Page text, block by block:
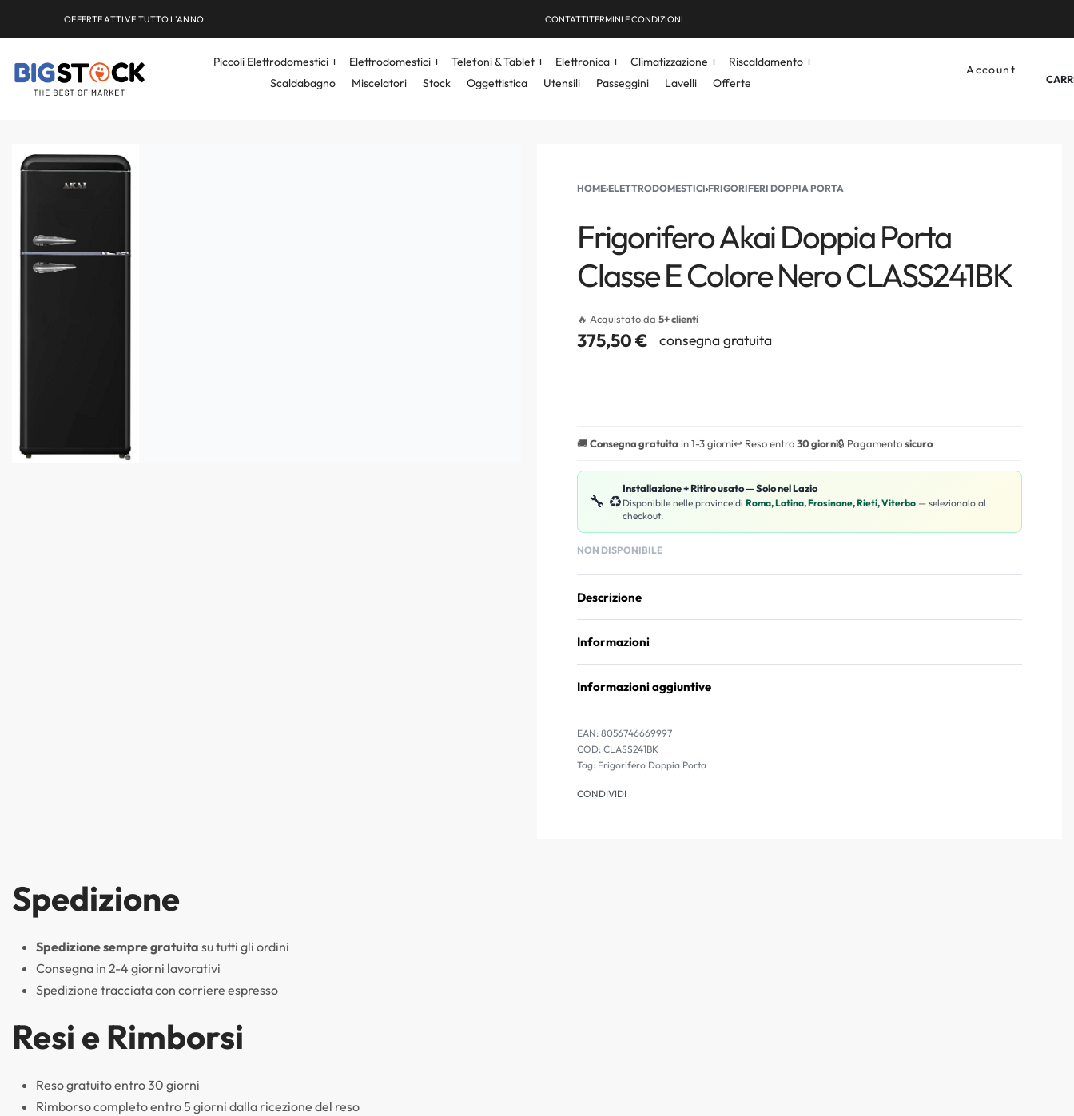
OFFERTE ATTIVE TUTTO L'ANNO CONTATTITERMINI E CONDIZIONI
Piccoli Elettrodomestici Elettrodomestici Telefoni & Tablet Elettronica Climatizzazione
Riscaldamento
Scaldabagno
Miscelatori Stock Oggettistica Utensili Passeggini Lavelli Offerte
Account
HOME›ELETTRODOMESTICI›FRIGORIFERI DOPPIA PORTA
Frigorifero Akai Doppia Porta
Classe E Colore Nero CLASS241BK
🔥 Acquistato da 5+ clienti
375,50€ consegna gratuita
🚚Consegna gratuita in 1-3 giorni↩️ Reso entro30 giorni🔒 Pagamentosicuro
🔧 ♻️
Installazione + Ritiro usato — Solo nel Lazio
Disponibile nelle province di Roma, Latina, Frosinone, Rieti, Viterbo — selezionalo al
checkout.
NON DISPONIBILE
Descrizione
Informazioni
Informazioni aggiuntive
EAN: 8056746669997
CLASS241BK
Tag: Frigorifero Doppia Porta
CONDIVIDI
Spedizione
Spedizione sempre gratuita su tutti gli ordini
Consegna in 2-4 giorni lavorativi
Spedizione tracciata con corriere espresso
Resi e Rimborsi
Reso gratuito entro 30 giorni
Rimborso completo entro 5 giorni dalla ricezione del reso